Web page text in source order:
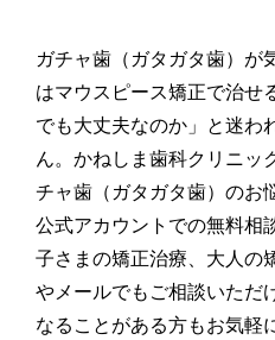
ガチャ歯（ガタガタ歯）が
はマウスピース矯正で治せ
でも大丈夫なのか」と迷わ
ん。かねしま歯科クリニッ
チャ歯（ガタガタ歯）のお
公式アカウントでの無料相
子さまの矯正治療、大人の
やメールでもご相談いただ
なることがある方もお気軽